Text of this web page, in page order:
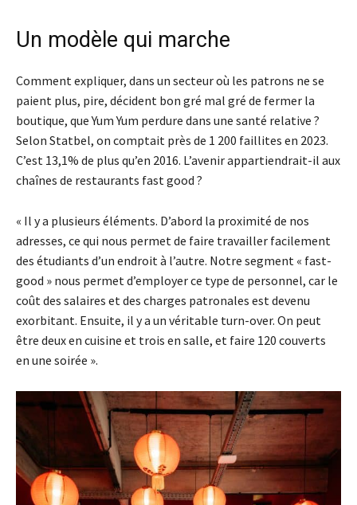
Un modèle qui marche
Comment expliquer, dans un secteur où les patrons ne se
paient plus, pire, décident bon gré mal gré de fermer la
boutique, que Yum Yum perdure dans une santé relative ?
Selon Statbel, on comptait près de 1 200 faillites en 2023.
C’est 13,1% de plus qu’en 2016. L’avenir appartiendrait-il aux
chaînes de restaurants fast good ?
« Il y a plusieurs éléments. D’abord la proximité de nos
adresses, ce qui nous permet de faire travailler facilement
des étudiants d’un endroit à l’autre. Notre segment « fast-
good » nous permet d’employer ce type de personnel, car le
coût des salaires et des charges patronales est devenu
exorbitant. Ensuite, il y a un véritable turn-over. On peut
être deux en cuisine et trois en salle, et faire 120 couverts
en une soirée ».